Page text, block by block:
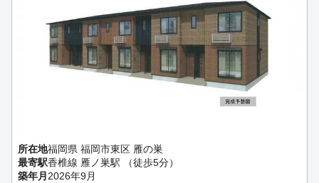
所在地福岡県 福岡市東区 雁の巣
最寄駅香椎線 雁ノ巣駅 （徒歩5分）
築年月 2026年9月